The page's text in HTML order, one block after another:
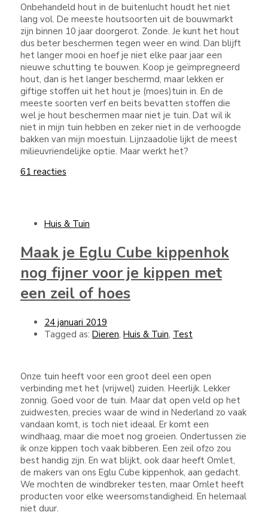
Onbehandeld hout in de buitenlucht houdt het niet
lang vol. De meeste houtsoorten uit de bouwmarkt
zijn binnen 10 jaar doorgerot. Zonde. Je kunt het hout
dus beter beschermen tegen weer en wind. Dan blijft
het langer mooi en hoef je niet elke paar jaar een
nieuwe schutting te bouwen. Koop je geïmpregneerd
hout, dan is het langer beschermd, maar lekken er
giftige stoffen uit het hout je (moes)tuin in. En de
meeste soorten verf en beits bevatten stoffen die
wel je hout beschermen maar niet je tuin. Dat wil ik
niet in mijn tuin hebben en zeker niet in de verhoogde
bakken van mijn moestuin. Lijnzaadolie lijkt de meest
milieuvriendelijke optie. Maar werkt het?
61 reacties
Huis & Tuin
Maak je Eglu Cube kippenhok
nog fijner voor je kippen met
een zeil of hoes
24 januari 2019
Tagged as: Dieren, Huis & Tuin, Test
Onze tuin heeft voor een groot deel een open
verbinding met het (vrijwel) zuiden. Heerlijk. Lekker
zonnig. Goed voor de tuin. Maar dat open veld op het
zuidwesten, precies waar de wind in Nederland zo vaak
vandaan komt, is toch niet ideaal. Er komt een
windhaag, maar die moet nog groeien. Ondertussen zie
ik onze kippen toch vaak bibberen. Een zeil ofzo zou
best handig zijn. En wat blijkt, ook daar heeft Omlet,
de makers van ons Eglu Cube kippenhok, aan gedacht.
We mochten de windbreker testen, maar Omlet heeft
producten voor elke weersomstandigheid. En helemaal
niet duur.